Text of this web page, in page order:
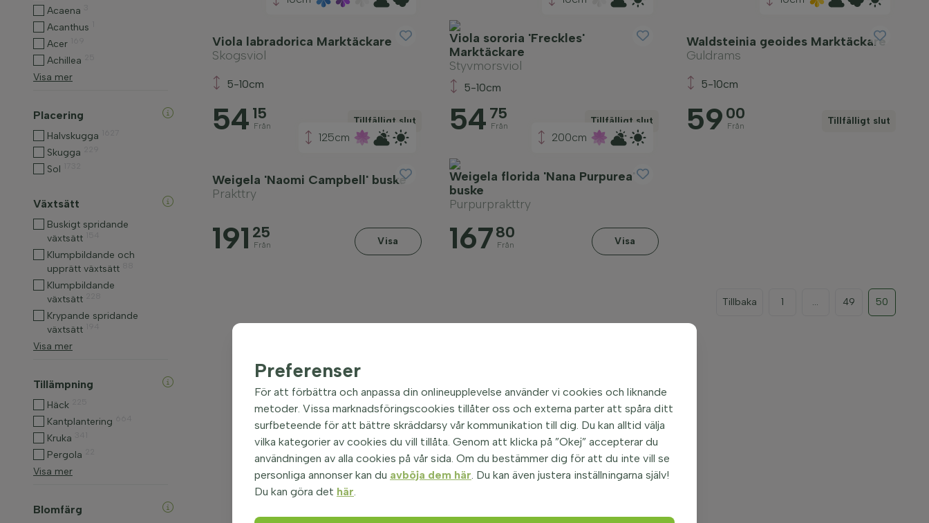
Acaena
Acanthus
Acer
Achillea
Visa mer
Placering
Halvskugga
Skugga
Sol
Växtsätt
Buskigt spridande
växtsätt
Klumpbildande och
upprätt växtsätt
Klumpbildande
växtsätt
Krypande spridande
växtsätt
Visa mer
Tillämpning
Häck
Kantplantering
Kruka
Pergola
Visa mer
Blomfärg
Viola labradorica Marktäckare
Skogsviol
5-10cm
54 15
Från Tillfälligt slut
Viola sororia 'Freckles'
Marktäckare
Styvmorsviol
5-10cm
54 75
Från Tillfälligt slut
Waldsteinia geoides Marktäckare
Guldrams
5-10cm
59 00
Från Tillfälligt slut
125cm
Weigela 'Naomi Campbell' buske
Prakttry
191 25
Från Visa
200cm
Weigela florida 'Nana Purpurea'
buske
Purpurprakttry
16780
Från Visa
Tillbaka 1 ... 49 50
Preferenser
För att förbättra och anpassa din onlineupplevelse använder vi cookies och liknande
metoder. Vissa marknadsföringscookies tillåter oss och externa parter att spåra ditt
surfbeteende för att bättre skräddarsy vår kommunikation till dig. Du kan alltid välja
vilka kategorier av cookies du vill tillåta. Genom att klicka på ”Okej” accepterar du
användningen av alla cookies på vår sida. Om du bestämmer dig för att du inte vill se
personliga annonser kan du avböja dem här. Du kan även justera inställningarna själv!
Du kan göra det här.